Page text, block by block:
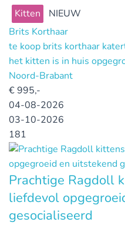
Kitten
NIEUW
Brits Korthaar
te koop brits korthaar
het kitten is in huis
Noord-Brabant
€995,-
04-08-2026
03-10-2026
181
Prachtige Ragdoll
liefdevol
gesocialiseerd